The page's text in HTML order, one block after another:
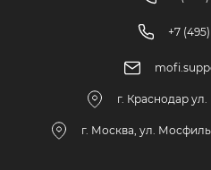
+7
г. Краснодар
г. Москва, ул.